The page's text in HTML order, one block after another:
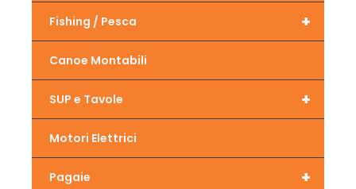
+
Fishing / Pesca
Canoe Montabili
+
SUP e Tavole
Motori Elettrici
+
Pagaie